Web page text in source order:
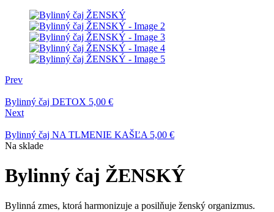
Prev
Bylinný čaj DETOX 5,00 €
Next
Bylinný čaj NA TLMENIE KAŠĽA 5,00 €
Availability:
Na sklade
Bylinný čaj ŽENSKÝ
Bylinná zmes, ktorá harmonizuje a posilňuje ženský organizmus.